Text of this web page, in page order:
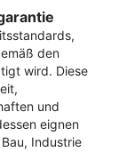
den
wird. Diese
und
eignen
Industrie